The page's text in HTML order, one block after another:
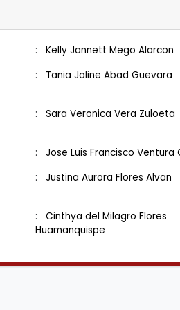
: Kelly Jannett Mego Alarcon
: Tania Jaline Abad Guevara
: Sara Veronica Vera Zuloeta
: Jose Luis Francisco Ventura
: Justina Aurora Flores Alvan
: Cinthya del Milagro Flores
Huamanquispe